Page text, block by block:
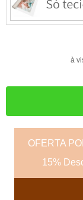
à
OFERTA
15%